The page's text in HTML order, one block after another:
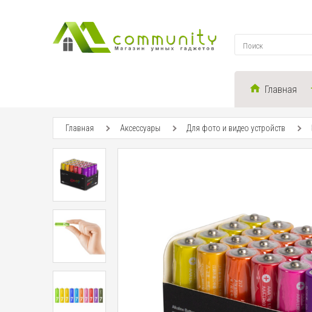
Главная
Главная Аксессуары Для фото и видео устройств